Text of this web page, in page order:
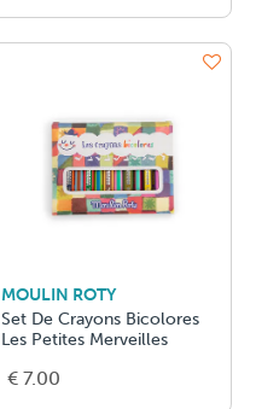
MOULIN ROTY
Set De Crayons Bicolores
Les Petites Merveilles
€ 7.00